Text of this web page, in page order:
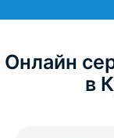
Онлайн
в